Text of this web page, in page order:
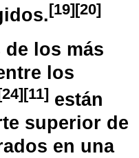
[19][20]
los más
los
24][11] ​ están
superior de
en una